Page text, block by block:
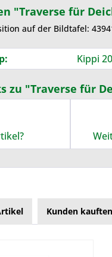
"Traverse für
auf der Bildtafel:
Kippi
zu "Traverse für
Kunden